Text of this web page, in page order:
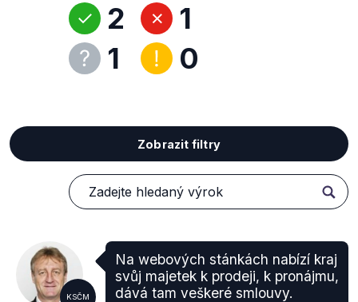
2
1
1
0
Zobrazit filtry
KSČM
Na webových stánkách nabízí kraj
svůj majetek k prodeji, k pronájmu,
dává tam veškeré smlouvy.